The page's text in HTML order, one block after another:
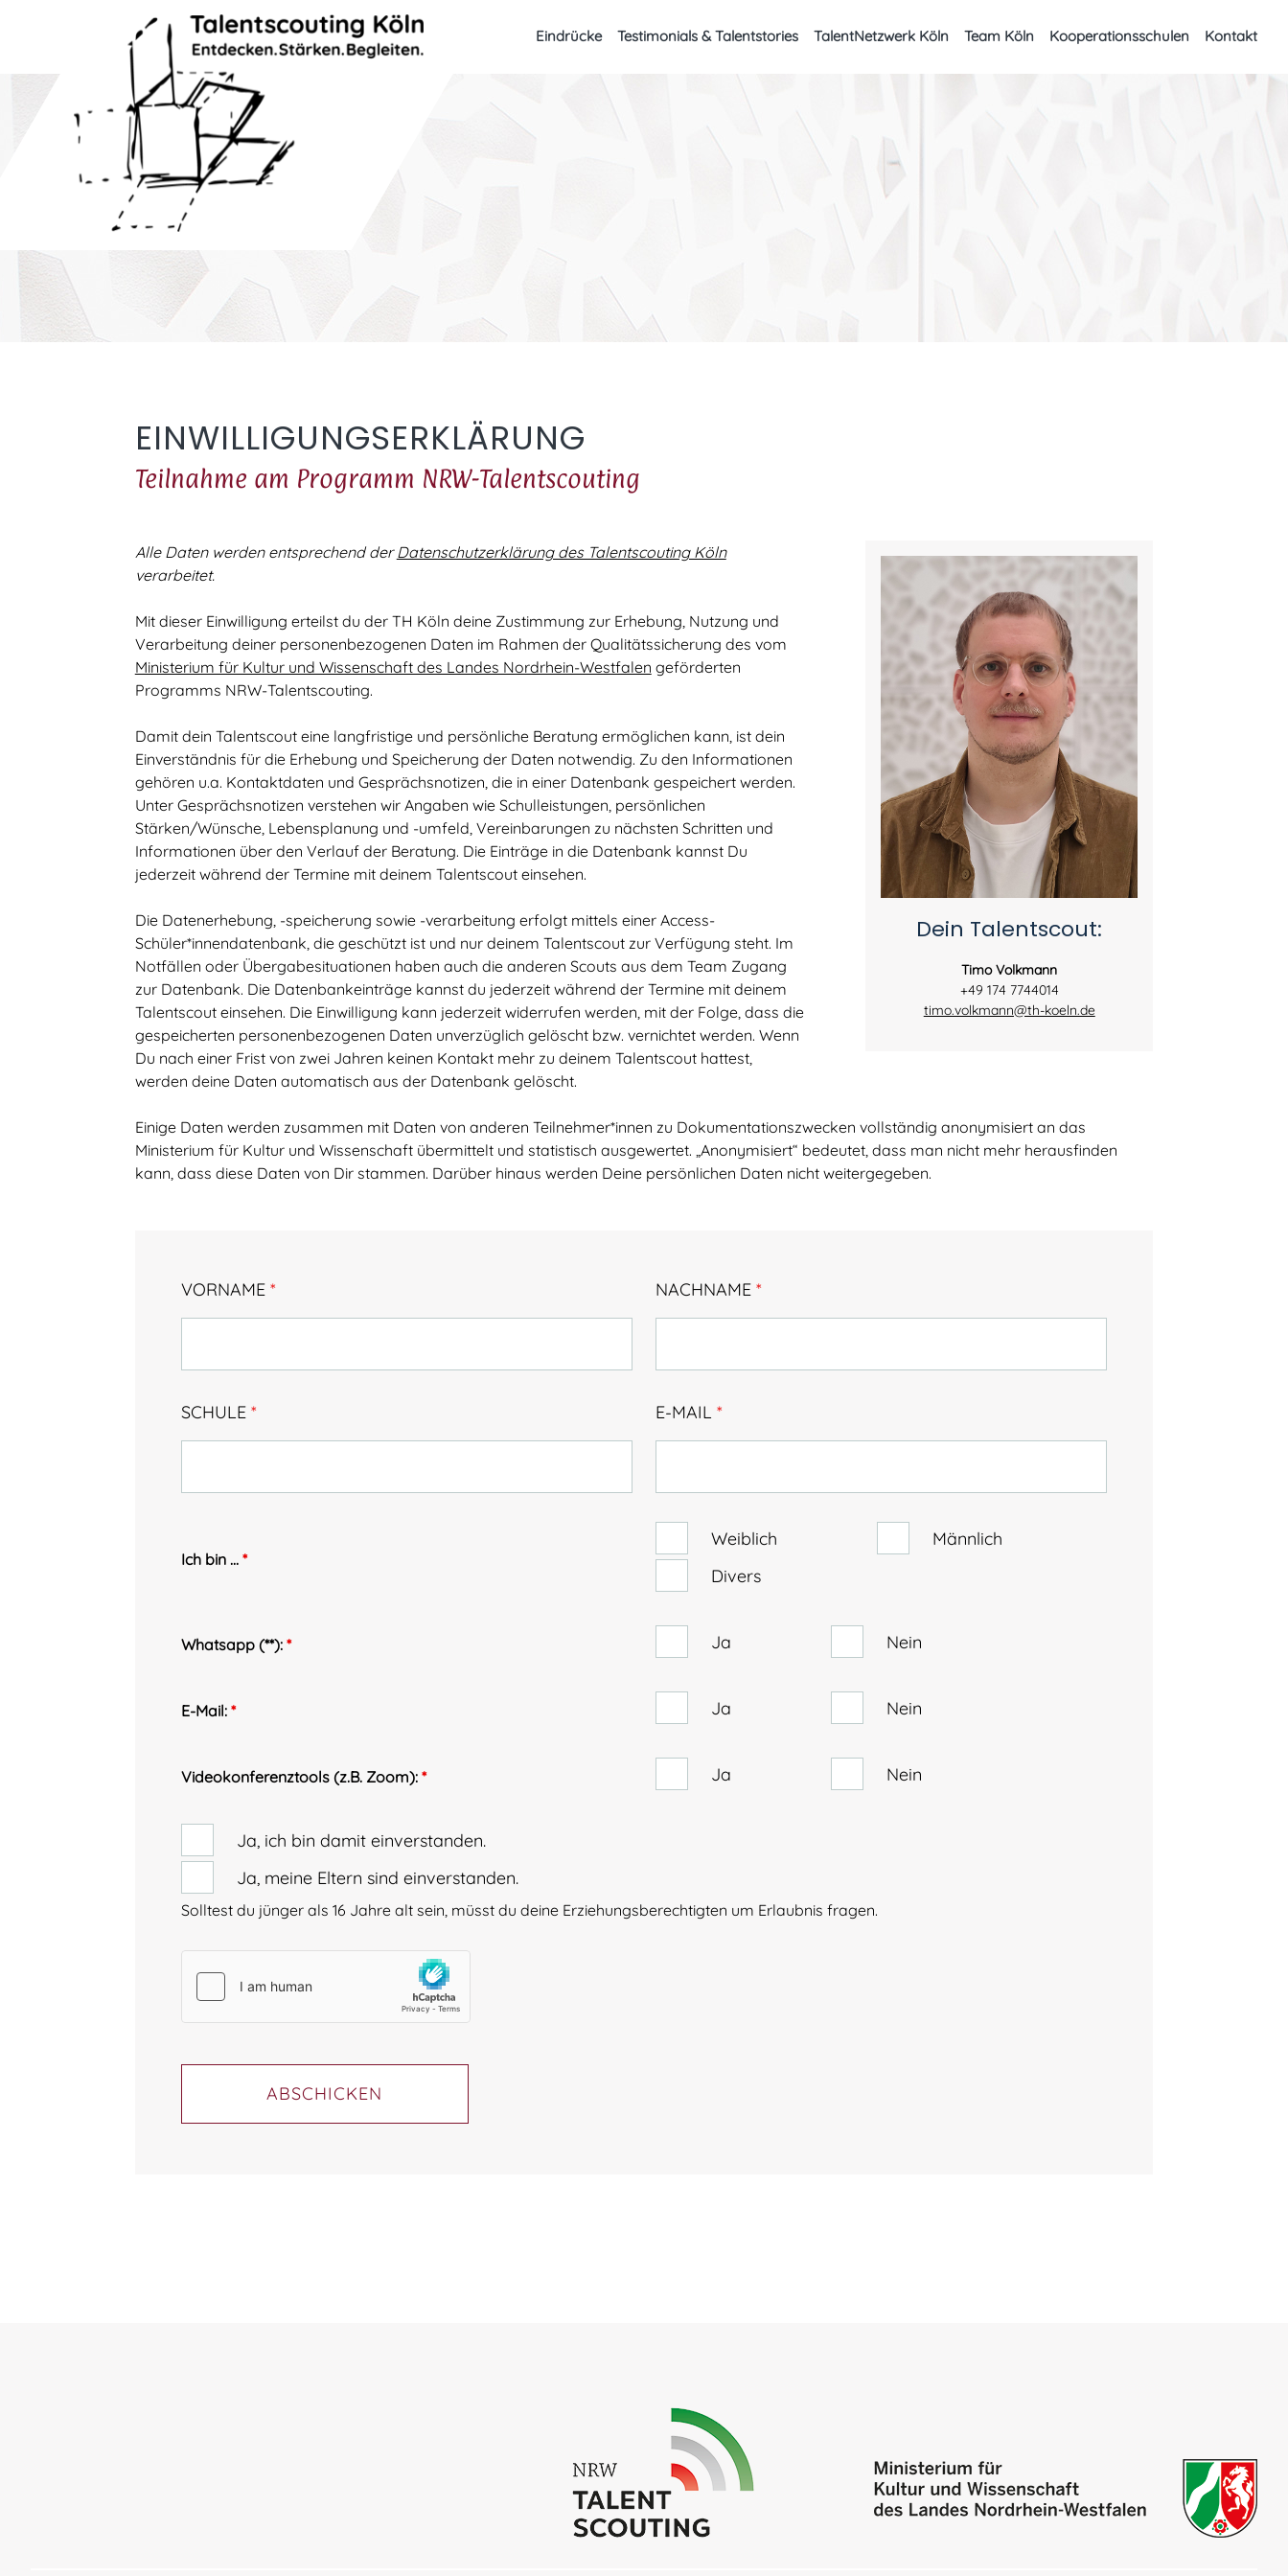
Eindrücke Testimonials & Talentstories TalentNetzwerk Köln Team Köln Kooperationsschulen Kontakt
EINWILLIGUNGSERKLÄRUNG
Teilnahme am Programm NRW-Talentscouting
Dein Talentscout:
Timo Volkmann
+49 174 7744014
timo.volkmann@th-koeln.de
Alle Daten werden entsprechend derDatenschutzerklärung des Talentscouting Köln
verarbeitet.
Mit dieser Einwilligung erteilst du der TH Köln deine Zustimmung zur Erhebung, Nutzung und
Verarbeitung deiner personenbezogenen Daten im Rahmen der Qualitätssicherung des vom
Ministerium für Kultur und Wissenschaft des Landes Nordrhein-Westfalen geförderten
Programms NRW-Talentscouting.
Damit dein Talentscout eine langfristige und persönliche Beratung ermöglichen kann, ist dein
Einverständnis für die Erhebung und Speicherung der Daten notwendig. Zu den Informationen
gehören u.a. Kontaktdaten und Gesprächsnotizen, die in einer Datenbank gespeichert werden.
Unter Gesprächsnotizen verstehen wir Angaben wie Schulleistungen, persönlichen
Stärken/Wünsche, Lebensplanung und -umfeld, Vereinbarungen zu nächsten Schritten und
Informationen über den Verlauf der Beratung. Die Einträge in die Datenbank kannst Du
jederzeit während der Termine mit deinem Talentscout einsehen.
Die Datenerhebung, -speicherung sowie -verarbeitung erfolgt mittels einer Access-
Schüler*innendatenbank, die geschützt ist und nur deinem Talentscout zur Verfügung steht. Im
Notfällen oder Übergabesituationen haben auch die anderen Scouts aus dem Team Zugang
zur Datenbank. Die Datenbankeinträge kannst du jederzeit während der Termine mit deinem
Talentscout einsehen. Die Einwilligung kann jederzeit widerrufen werden, mit der Folge, dass die
gespeicherten personenbezogenen Daten unverzüglich gelöscht bzw. vernichtet werden. Wenn
Du nach einer Frist von zwei Jahren keinen Kontakt mehr zu deinem Talentscout hattest,
werden deine Daten automatisch aus der Datenbank gelöscht.
Einige Daten werden zusammen mit Daten von anderen Teilnehmer*innen zu Dokumentationszwecken vollständig anonymisiert an das
Ministerium für Kultur und Wissenschaft übermittelt und statistisch ausgewertet. „Anonymisiert“ bedeutet, dass man nicht mehr herausfinden
kann, dass diese Daten von Dir stammen. Darüber hinaus werden Deine persönlichen Daten nicht weitergegeben.
VORNAME * NACHNAME*
SCHULE * E-MAIL*
Ich bin ... *
Weiblich
Männlich
Divers
Whatsapp (**): * Ja Nein
E-Mail: * Ja Nein
Videokonferenztools (z.B. Zoom): * Ja Nein
Ja, ich bin damit einverstanden.
Ja, meine Eltern sind einverstanden.
Solltest du jünger als 16 Jahre alt sein, müsst du deine Erziehungsberechtigten um Erlaubnis fragen.
ABSCHICKEN